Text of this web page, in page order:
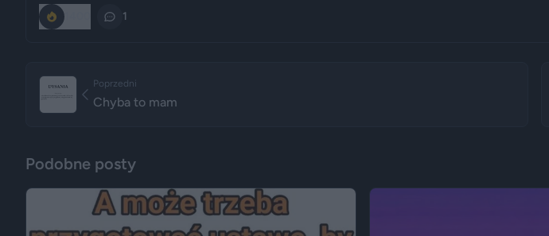
1
Poprzedni
Chyba to mam
Podobne posty